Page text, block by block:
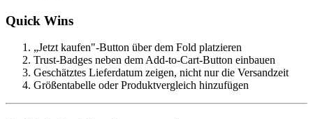
Quick Wins
„Jetzt kaufen"-Button über dem Fold platzieren
Trust-Badges neben dem Add-to-Cart-Button einbauen
Geschätztes Lieferdatum zeigen, nicht nur die Versandzeit
Größentabelle oder Produktvergleich hinzufügen